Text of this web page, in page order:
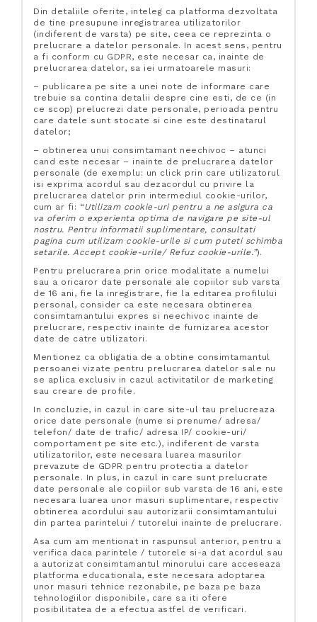
Din detaliile oferite, inteleg ca platforma dezvoltata
de tine presupune inregistrarea utilizatorilor
(indiferent de varsta) pe site, ceea ce reprezinta o
prelucrare a datelor personale. In acest sens, pentru
a fi conform cu GDPR, este necesar ca, inainte de
prelucrarea datelor, sa iei urmatoarele masuri:
– publicarea pe site a unei note de informare care
trebuie sa contina detalii despre cine esti, de ce (in
ce scop) prelucrezi date personale, perioada pentru
care datele sunt stocate si cine este destinatarul
datelor;
– obtinerea unui consimtamant neechivoc – atunci
cand este necesar – inainte de prelucrarea datelor
personale (de exemplu: un click prin care utilizatorul
isi exprima acordul sau dezacordul cu privire la
prelucrarea datelor prin intermediul cookie-urilor,
cum ar fi: “Utilizam cookie-uri pentru a ne asigura ca
va oferim o experienta optima de navigare pe site-ul
nostru. Pentru informatii suplimentare, consultati
pagina cum utilizam cookie-urile si cum puteti schimba
setarile. Accept cookie-urile/ Refuz cookie-urile.”).
Pentru prelucrarea prin orice modalitate a numelui
sau a oricaror date personale ale copiilor sub varsta
de 16 ani, fie la inregistrare, fie la editarea profilului
personal, consider ca este necesara obtinerea
consimtamantului expres si neechivoc inainte de
prelucrare, respectiv inainte de furnizarea acestor
date de catre utilizatori.
Mentionez ca obligatia de a obtine consimtamantul
persoanei vizate pentru prelucrarea datelor sale nu
se aplica exclusiv in cazul activitatilor de marketing
sau creare de profile.
In concluzie, in cazul in care site-ul tau prelucreaza
orice date personale (nume si prenume/ adresa/
telefon/ date de trafic/ adresa IP/ cookie-uri/
comportament pe site etc.), indiferent de varsta
utilizatorilor, este necesara luarea masurilor
prevazute de GDPR pentru protectia a datelor
personale. In plus, in cazul in care sunt prelucrate
date personale ale copiilor sub varsta de 16 ani, este
necesara luarea unor masuri suplimentare, respectiv
obtinerea acordului sau autorizarii consimtamantului
din partea parintelui / tutorelui inainte de prelucrare.
Asa cum am mentionat in raspunsul anterior, pentru a
verifica daca parintele / tutorele si-a dat acordul sau
a autorizat consimtamantul minorului care acceseaza
platforma educationala, este necesara adoptarea
unor masuri tehnice rezonabile, pe baza pe baza
tehnologiilor disponibile, care sa iti ofere
posibilitatea de a efectua astfel de verificari.